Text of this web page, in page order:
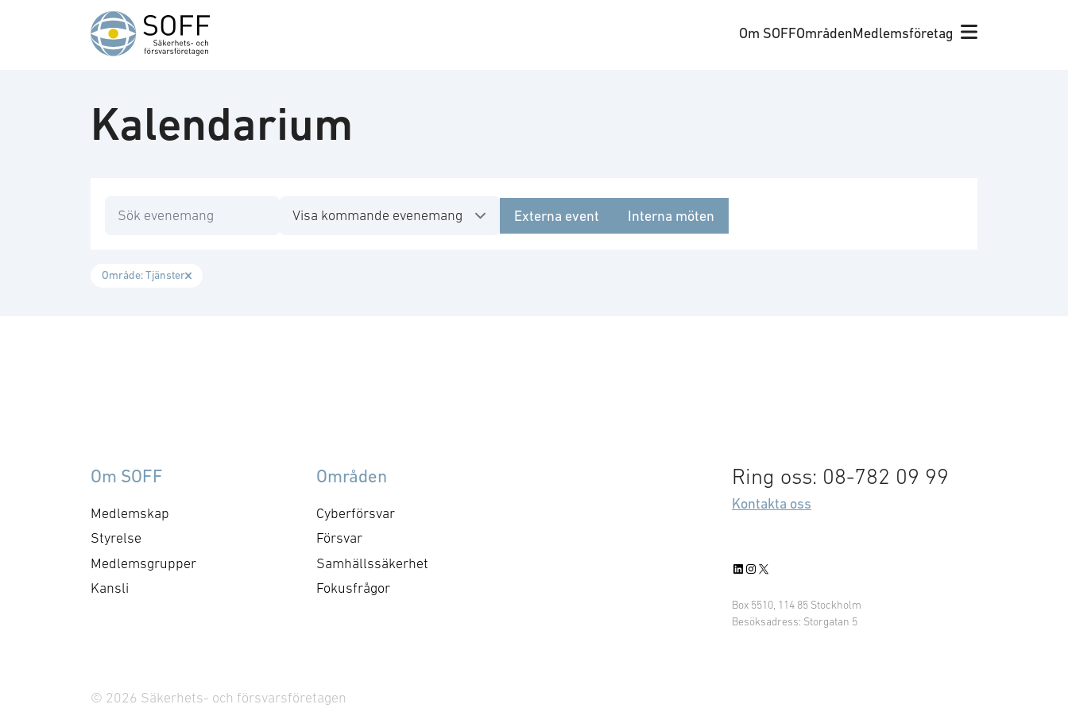
Hoppa till innehåll
Om SOFFOmrådenMedlemsföretag
Kalendarium
Externa event Interna möten
Område: Tjänster
Om SOFF
Medlemskap
Styrelse
Medlemsgrupper
Kansli
Områden
Cyberförsvar
Försvar
Samhällssäkerhet
Fokusfrågor
Ring oss: 08-782 09 99
Kontakta oss
LinkedIn
Instagram
X
Box 5510, 114 85 Stockholm
Besöksadress: Storgatan 5
© 2026 Säkerhets- och försvarsföretagen